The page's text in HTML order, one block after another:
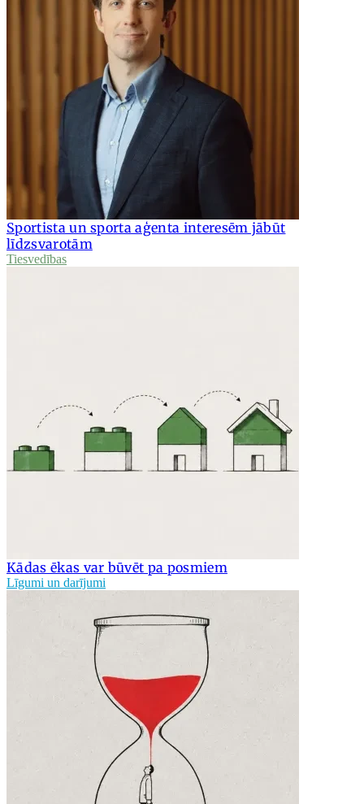
Sportista un sporta aģenta interesēm jābūt
līdzsvarotām
Tiesvedības
Kādas ēkas var būvēt pa posmiem
Līgumi un darījumi